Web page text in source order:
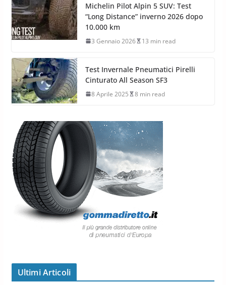
Michelin Pilot Alpin 5 SUV: Test
“Long Distance” inverno 2026 dopo
10.000 km
3 Gennaio 2026 13 min read
Test Invernale Pneumatici Pirelli
Cinturato All Season SF3
8 Aprile 2025 8 min read
Ultimi Articoli